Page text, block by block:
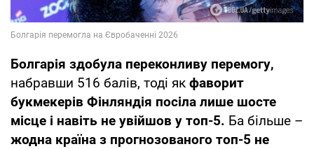
Болгарія здобула переконливу перемогу,
набравши 516 балів, тоді як фаворит
букмекерів Фінляндія посіла лише шосте
місце і навіть не увійшов у топ-5. Ба більше –
жодна країна з прогнозованого топ-5 не